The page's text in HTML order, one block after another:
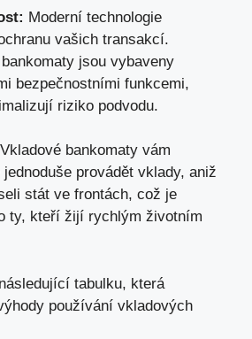
Moderní technologie
vašich transakcí.
jsou vybaveny
bezpečnostními funkcemi,
riziko podvodu.
Vkladové bankomaty vám
jednoduše provádět vklady, aniž
stát ve frontách, což je
ty, kteří žijí rychlým životním
tabulku, která
používání vkladových